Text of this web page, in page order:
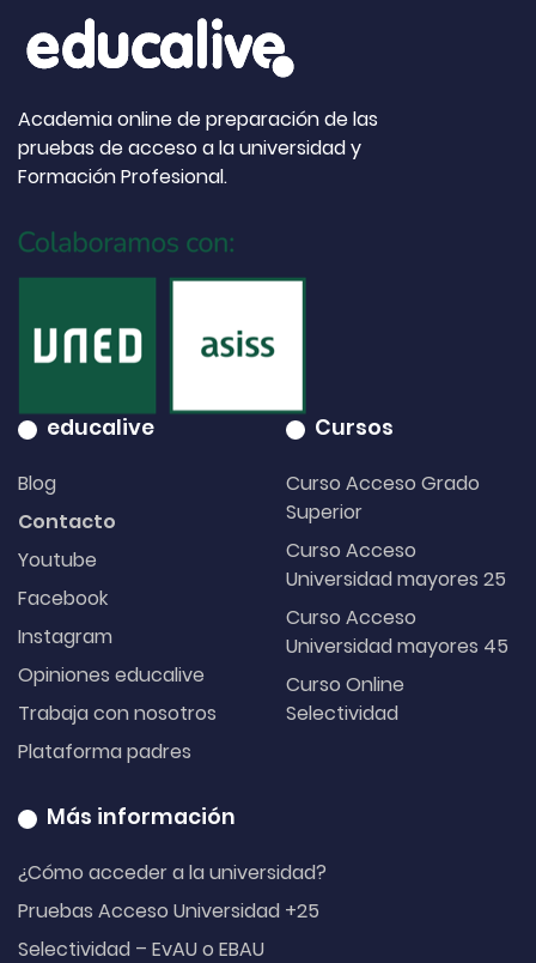
Academia online de preparación de las
pruebas de acceso a la universidad y
Formación Profesional.
educalive
Blog
Contacto
Youtube
Facebook
Instagram
Opiniones educalive
Trabaja con nosotros
Plataforma padres
Cursos
Curso Acceso Grado
Superior
Curso Acceso
Universidad mayores 25
Curso Acceso
Universidad mayores 45
Curso Online
Selectividad
Más información
¿Cómo acceder a la universidad?
Pruebas Acceso Universidad +25
Selectividad – EvAU o EBAU